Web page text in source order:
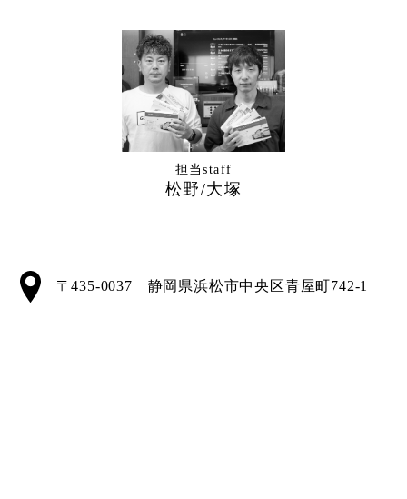
担当staff
松野/大塚
〒435-0037 静岡県浜松市中央区青屋町742-1